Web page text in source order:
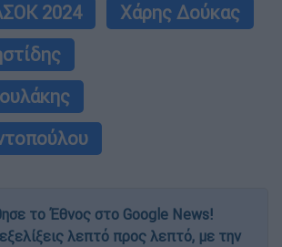
2024
Χάρης Δούκας
το Έθνος στο Google News!
λεπτό προς λεπτό, με την